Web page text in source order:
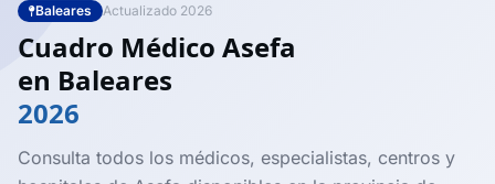
Baleares Actualizado 2026
Cuadro Médico Asefa
en Baleares
2026
Consulta todos los médicos, especialistas, centros y